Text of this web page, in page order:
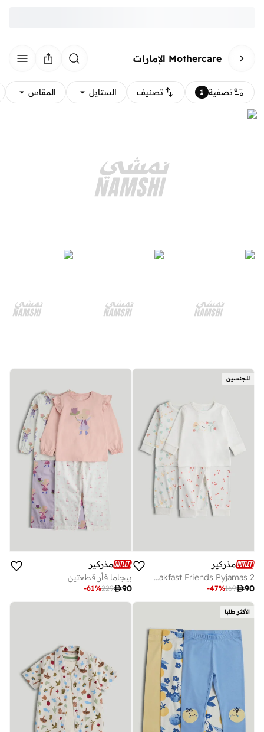
Mothercare الإمارات
تصفية 1 تصنيف الستايل المقاس
للجنسين
مذركير
2 Pack Breakfast Friends Pyjamas
90
169
-47%
مذركير
بيجاما فأر قطعتين
90
229
-61%
الأكثر طلبا